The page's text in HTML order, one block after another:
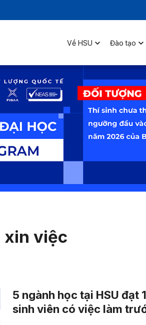
Về HSU Đào tạo
xin việc
5 ngành học tại HSU đạt
sinh viên có việc làm